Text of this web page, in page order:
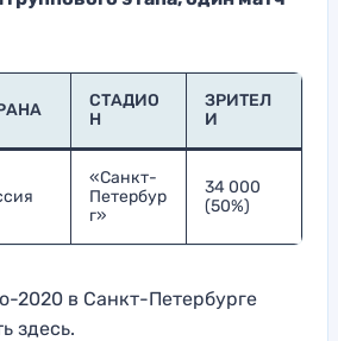
СТАДИО
Н
ЗРИТЕЛ
И
«Санкт-
Петербур
г»
34 000
(50%)
2020 в Санкт-Петербурге
здесь.